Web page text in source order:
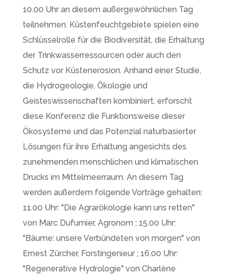
10.00 Uhr an diesem außergewöhnlichen Tag
teilnehmen. Küstenfeuchtgebiete spielen eine
Schlüsselrolle für die Biodiversität, die Erhaltung
der Trinkwasserressourcen oder auch den
Schutz vor Küstenerosion. Anhand einer Studie,
die Hydrogeologie, Ökologie und
Geisteswissenschaften kombiniert, erforscht
diese Konferenz die Funktionsweise dieser
Ökosysteme und das Potenzial naturbasierter
Lösungen für ihre Erhaltung angesichts des
zunehmenden menschlichen und klimatischen
Drucks im Mittelmeerraum. An diesem Tag
werden außerdem folgende Vorträge gehalten:
11.00 Uhr: "Die Agrarökologie kann uns retten"
von Marc Dufumier, Agronom ; 15.00 Uhr:
"Bäume: unsere Verbündeten von morgen" von
Ernest Zürcher, Forstingenieur ; 16.00 Uhr:
"Regenerative Hydrologie" von Charlène